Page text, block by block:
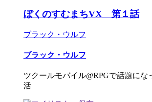
ぼくのすむまちVX 第１話
ブラック・ウルフ
ブラック・ウルフ
ツクールモバイル@RPGで話題にな
活